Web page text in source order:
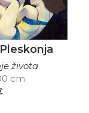
života
cm